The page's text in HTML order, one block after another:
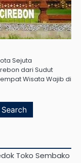
Sejuta
dari Sudut
Wisata Wajib di
Toko Sembako